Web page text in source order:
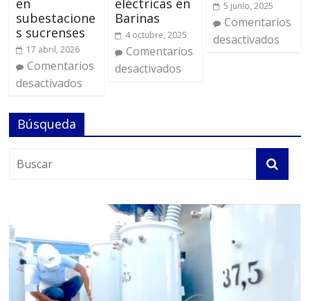
en
subestacione
s sucrenses
17 abril, 2026
Comentarios
desactivados
eléctricas en
Barinas
4 octubre, 2025
Comentarios
desactivados
5 junio, 2025
Comentarios
desactivados
Búsqueda